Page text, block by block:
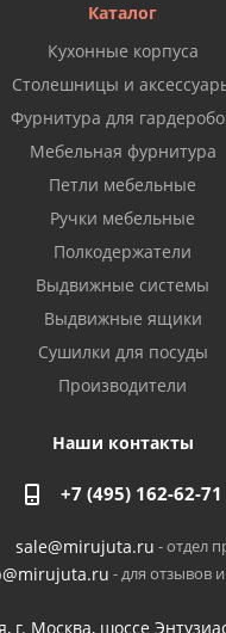
Каталог
Кухонные корпуса
Столешницы и
Фурнитура для
Мебельная фурнитура
Петли мебельные
Ручки мебельные
Полкодержатели
Выдвижные системы
Выдвижные ящики
Сушилки для посуды
Производители
Наши контакты
+7 (495) 162-62-71
sale@mirujuta.ru - отдел
- для отзывов
г. Москва, шоссе